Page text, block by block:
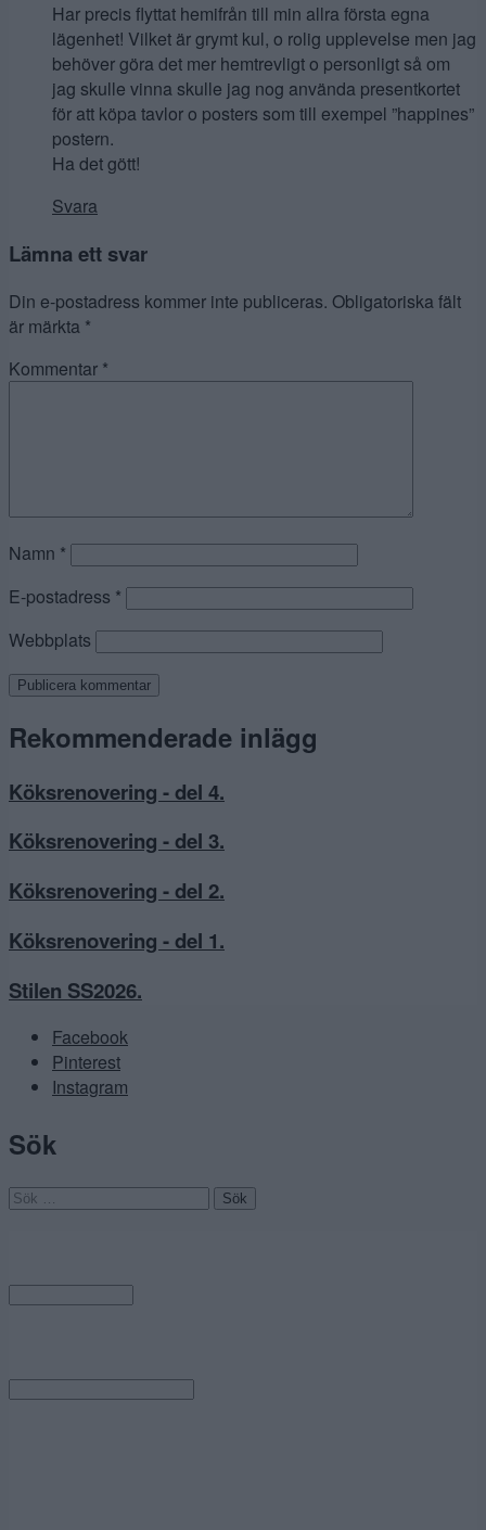
Har precis flyttat hemifrån till min allra första egna
lägenhet! Vilket är grymt kul, o rolig upplevelse men jag
behöver göra det mer hemtrevligt o personligt så om
jag skulle vinna skulle jag nog använda presentkortet
för att köpa tavlor o posters som till exempel ”happines”
postern.
Ha det gött!
Svara
Lämna ett svar
Din e-postadress kommer inte publiceras. Obligatoriska fält
är märkta *
Kommentar *
Namn *
E-postadress *
Webbplats
Rekommenderade inlägg
Köksrenovering - del 4.
Köksrenovering - del 3.
Köksrenovering - del 2.
Köksrenovering - del 1.
Stilen SS2026.
Facebook
Pinterest
Instagram
Sök
Sök
Arkiv
Category